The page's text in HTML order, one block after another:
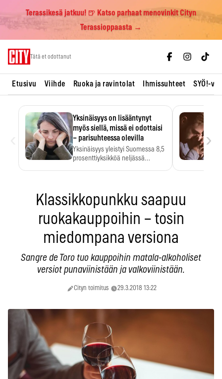
Terassikesä jatkuu! 🍺 Katso parhaat menovinkit Cityn
Terassioppaasta →
Tätä et odottanut
Etusivu Viihde Ruoka ja ravintolat Ihmissuhteet SYÖ!-
Yksinäisyys on lisääntynyt
myös siellä, missä ei odottaisi
– parisuhteessa olevilla
Yksinäisyys yleistyi Suomessa 8,5
prosenttiyksikköä neljässä
›
Klassikkopunkku saapuu
ruokakauppoihin – tosin
miedompana versiona
Sangre de Toro tuo kauppoihin matala-alkoholiset
versiot punaviinistään ja valkoviinistään.
Cityn toimitus 29.3.2018 13:22